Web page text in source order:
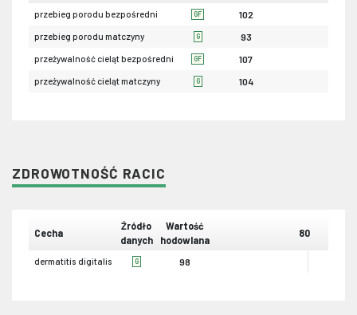
przebieg porodu bezpośredni GF 102
przebieg porodu matczyny G 93
przeżywalność cieląt bezpośredni GF 107
przeżywalność cieląt matczyny G 104
ZDROWOTNOŚĆ RACIC
Cecha
Źródło
danych
Wartość
hodowlana
80
dermatitis digitalis G 98